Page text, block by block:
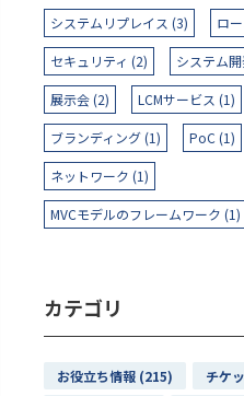
システムリプレイス (3) ロ
セキュリティ (2) システム
展示会 (2) LCMサービス (1)
ブランディング (1) PoC (1)
ネットワーク (1)
MVCモデルのフレームワーク (1)
カテゴリ
お役立ち情報 (215)
チケ